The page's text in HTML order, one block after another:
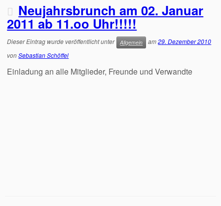
Neujahrsbrunch am 02. Januar
2011 ab 11.oo Uhr!!!!!
Dieser Eintrag wurde veröffentlicht unter Allgemein am29. Dezember 2010
vonSebastian Schöffel
Einladung an alle Mitglieder, Freunde und Verwandte